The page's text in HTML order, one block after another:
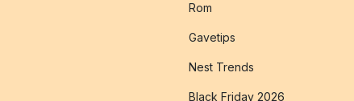
Rom
Gavetips
Nest Trends
Black Friday 2026